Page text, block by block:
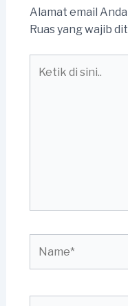
Alamat email
Ruas yang wajib